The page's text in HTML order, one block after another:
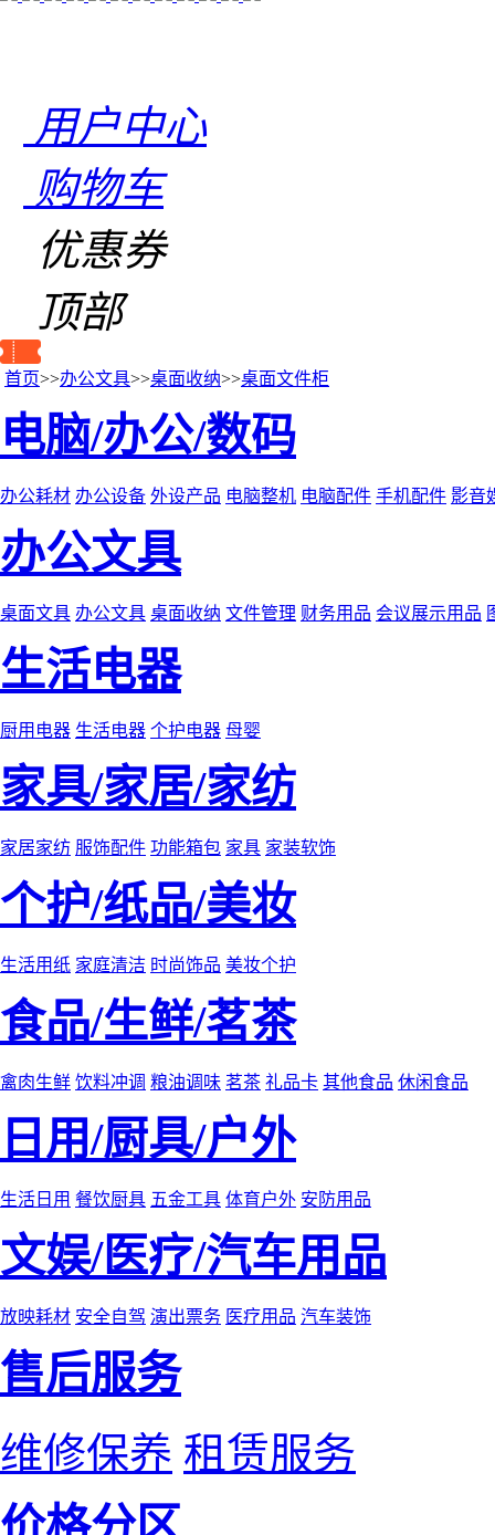
用户中心
购物车
优惠券
顶部
首页>>办公文具>>桌面收纳>>桌面文件柜
电脑/办公/数码
办公耗材 办公设备 外设产品 电脑整机 电脑配件 手机配件 影音
办公文具
桌面文具 办公文具 桌面收纳 文件管理 财务用品 会议展示用品
生活电器
厨用电器 生活电器 个护电器 母婴
家具/家居/家纺
家居家纺 服饰配件 功能箱包 家具 家装软饰
个护/纸品/美妆
生活用纸 家庭清洁 时尚饰品 美妆个护
食品/生鲜/茗茶
禽肉生鲜 饮料冲调 粮油调味 茗茶 礼品卡 其他食品 休闲食品
日用/厨具/户外
生活日用 餐饮厨具 五金工具 体育户外 安防用品
文娱/医疗/汽车用品
放映耗材 安全自驾 演出票务 医疗用品 汽车装饰
售后服务
维修保养 租赁服务